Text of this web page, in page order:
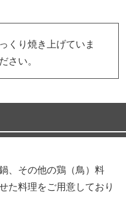
くり焼き上げていま
さい。
、その他の鶏（鳥）料
た料理をご用意しており